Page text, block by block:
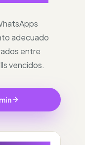
adecuado
entre
vencidos.